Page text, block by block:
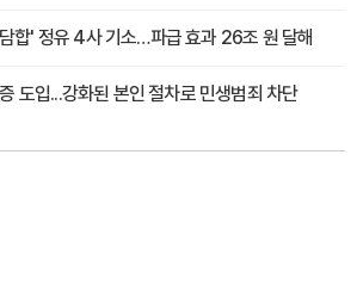
합' 정유 4사 기소…파급 효과 26조 원 달해
도입...강화된 본인 절차로 민생범죄 차단